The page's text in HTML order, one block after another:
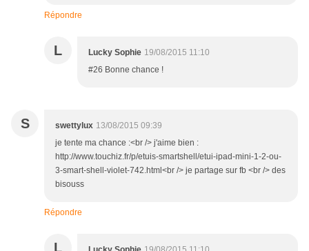
Répondre
L Lucky Sophie 19/08/2015 11:10
#26 Bonne chance !
S swettylux 13/08/2015 09:39
je tente ma chance :<br /> j'aime bien :
http://www.touchiz.fr/p/etuis-smartshell/etui-ipad-mini-1-2-ou-
3-smart-shell-violet-742.html<br /> je partage sur fb <br /> des
bisouss
Répondre
L